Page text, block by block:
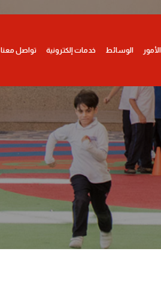
الوسائط خدمات إلكترونية تواصل معنا